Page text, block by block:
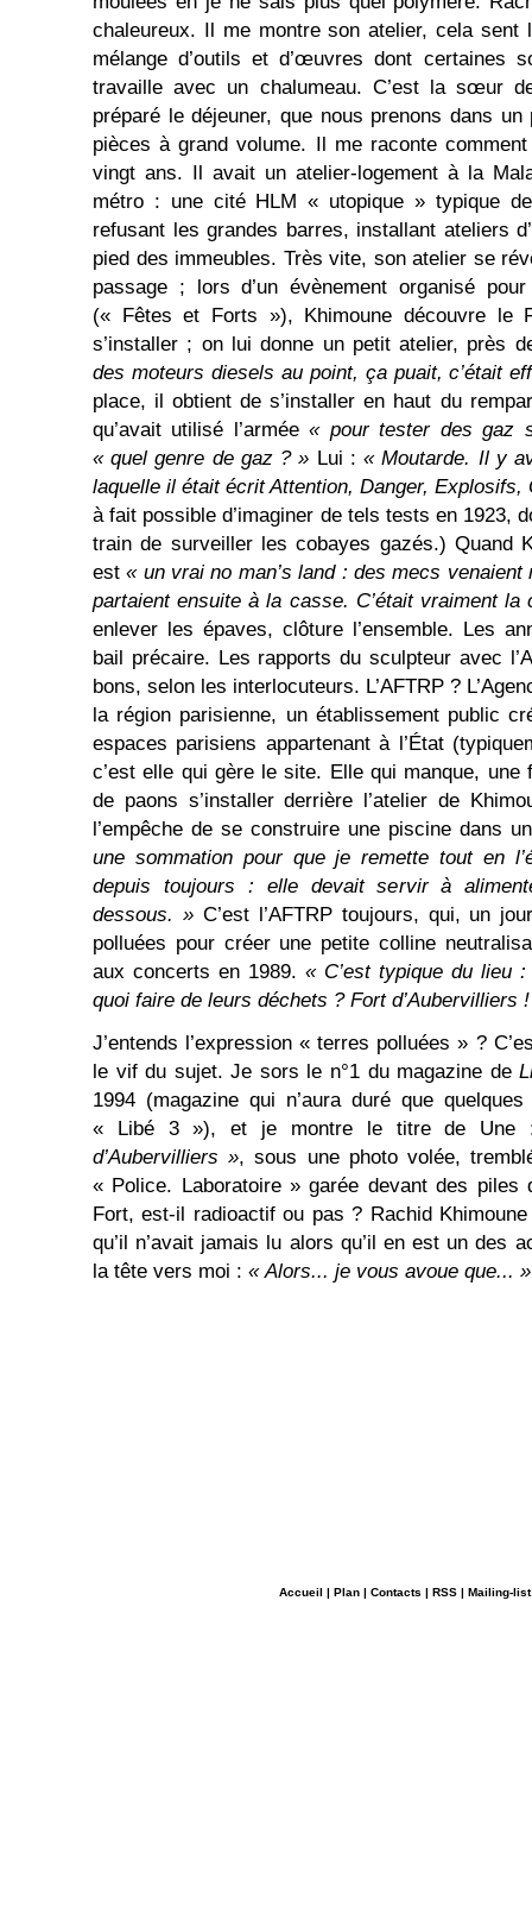
chaleureux. Il me montre son atelier, cela sent
mélange d’outils et d’œuvres dont certaines
travaille avec un chalumeau. C’est la sœur
préparé le déjeuner, que nous prenons dans
pièces à grand volume. Il me raconte
vingt ans. Il avait un atelier-logement à la
métro : une cité HLM « utopique » typique
refusant les grandes barres, installant ateliers
pied des immeubles. Très vite, son atelier se
passage ; lors d’un évènement organisé
(« Fêtes et Forts »), Khimoune découvre le
s’installer ; on lui donne un petit atelier, près
des moteurs diesels au point, ça puait, c’était
place, il obtient de s’installer en haut du
qu’avait utilisé l’armée« pour tester des gaz
« quel genre de gaz ? » Lui :« Moutarde. Il y
laquelle il était écrit Attention, Danger, Explosifs,
à fait possible d’imaginer de tels tests en 1923,
train de surveiller les cobayes gazés.) Quand
est« un vrai no man’s land : des mecs
partaient ensuite à la casse. C’était vraiment
enlever les épaves, clôture l’ensemble. Les
bail précaire. Les rapports du sculpteur avec
bons, selon les interlocuteurs. L’AFTRP ?
la région parisienne, un établissement public
espaces parisiens appartenant à l’État
c’est elle qui gère le site. Elle qui manque,
de paons s’installer derrière l’atelier de
l’empêche de se construire une piscine dans
une sommation pour que je remette tout en
depuis toujours : elle devait servir à
dessous. » C’est l’AFTRP toujours, qui, un
polluées pour créer une petite colline
aux concerts en 1989. « C’est typique du lieu
quoi faire de leurs déchets ? Fort d’Aubervilliers
J’entends l’expression « terres polluées » ?
le vif du sujet. Je sors le n°1 du magazine de
1994 (magazine qui n’aura duré que
« Libé 3 »), et je montre le titre de
d’Aubervilliers », sous une photo volée,
« Police. Laboratoire » garée devant des piles
Fort, est-il radioactif ou pas ? Rachid
qu’il n’avait jamais lu alors qu’il en est un des
la tête vers moi : « Alors... je vous avoue que... »
Accueil | Plan | Contacts | RSS | Mailing-list